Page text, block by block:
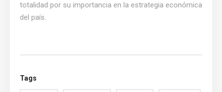
totalidad por su importancia en la estrategia económica
del país.
Tags